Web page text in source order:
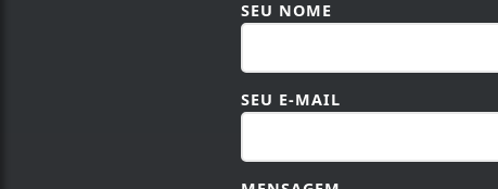
SEU NOME
SEU E-MAIL